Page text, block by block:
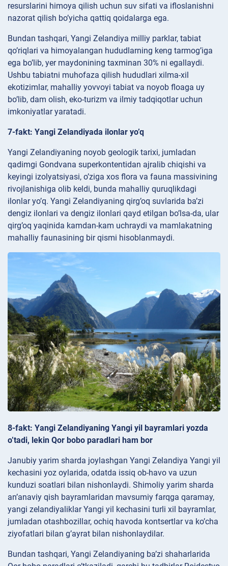
resurslarini himoya qilish uchun suv sifati va ifloslanishni
nazorat qilish bo’yicha qattiq qoidalarga ega.
Bundan tashqari, Yangi Zelandiya milliy parklar, tabiat
qo’riqlari va himoyalangan hududlarning keng tarmog’iga
ega bo’lib, yer maydonining taxminan 30% ni egallaydi.
Ushbu tabiatni muhofaza qilish hududlari xilma-xil
ekotizimlar, mahalliy yovvoyi tabiat va noyob floaga uy
bo’lib, dam olish, eko-turizm va ilmiy tadqiqotlar uchun
imkoniyatlar yaratadi.
7-fakt: Yangi Zelandiyada ilonlar yo’q
Yangi Zelandiyaning noyob geologik tarixi, jumladan
qadimgi Gondvana superkontentidan ajralib chiqishi va
keyingi izolyatsiyasi, o’ziga xos flora va fauna massivining
rivojlanishiga olib keldi, bunda mahalliy quruqlikdagi
ilonlar yo’q. Yangi Zelandiyaning qirg’oq suvlarida ba’zi
dengiz ilonlari va dengiz ilonlari qayd etilgan bo’lsa-da, ular
qirg’oq yaqinida kamdan-kam uchraydi va mamlakatning
mahalliy faunasining bir qismi hisoblanmaydi.
8-fakt: Yangi Zelandiyaning Yangi yil bayramlari yozda
o’tadi, lekin Qor bobo paradlari ham bor
Janubiy yarim sharda joylashgan Yangi Zelandiya Yangi yil
kechasini yoz oylarida, odatda issiq ob-havo va uzun
kunduzi soatlari bilan nishonlaydi. Shimoliy yarim sharda
an’anaviy qish bayramlaridan mavsumiy farqga qaramay,
yangi zelandiyaliklar Yangi yil kechasini turli xil bayramlar,
jumladan otashbozillar, ochiq havoda kontsertlar va ko’cha
ziyofatlari bilan g’ayrat bilan nishonlaydilar.
Bundan tashqari, Yangi Zelandiyaning ba’zi shaharlarida